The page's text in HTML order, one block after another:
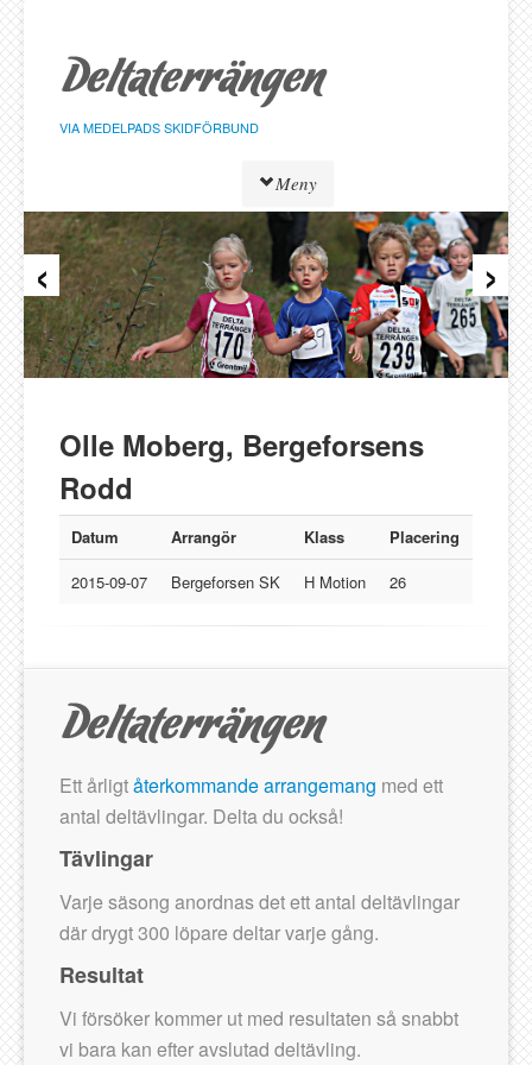
sidans
innehåll
VIA MEDELPADS SKIDFÖRBUND
Meny
Tävlingar
Resultat
Löpare
Klasser
Föreningar
Bergeforsen SK
IF Strategen
Lucksta IF
Matfors SK
Gästbok
‹ ›
Olle Moberg, Bergeforsens
Rodd
Datum Arrangör Klass
Placering
2015-09-07
Bergeforsen SK H Motion 26
Ett årligtåterkommande arrangemang med ett
antal deltävlingar. Delta du också!
Tävlingar
Varje säsong anordnas det ett antal deltävlingar
där drygt 300 löpare deltar varje gång.
Resultat
Vi försöker kommer ut med resultaten så snabbt
vi bara kan efter avslutad deltävling.